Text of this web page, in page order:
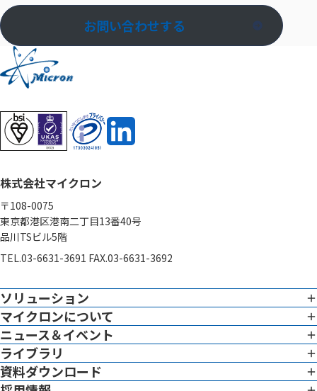
お問い合わせする
株式会社マイクロン
〒108-0075
東京都港区港南二丁目13番40号
品川TSビル5階
TEL.03-6631-3691 FAX.03-6631-3692
ソリューション
イメージング
専門性
グローバル対応
イメージングサービス概要
マイクロンについて
企業憲章
トップメッセージ
リーダーシップチーム
ニュース＆イベント
ニュース ＆ イベント一覧
ライブラリ
ホワイトペーパー
資料ダウンロード